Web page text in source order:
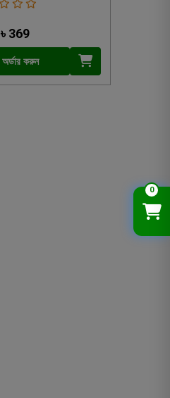
৳ 369
অর্ডার করুন
0